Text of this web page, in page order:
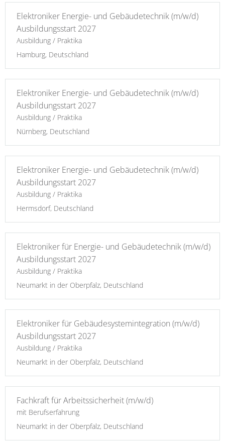
Elektroniker Energie- und Gebäudetechnik (m/w/d)
Ausbildungsstart 2027
Ausbildung / Praktika
Hamburg, Deutschland
Elektroniker Energie- und Gebäudetechnik (m/w/d)
Ausbildungsstart 2027
Ausbildung / Praktika
Nürnberg, Deutschland
Elektroniker Energie- und Gebäudetechnik (m/w/d)
Ausbildungsstart 2027
Ausbildung / Praktika
Hermsdorf, Deutschland
Elektroniker für Energie- und Gebäudetechnik (m/w/d)
Ausbildungsstart 2027
Ausbildung / Praktika
Neumarkt in der Oberpfalz, Deutschland
Elektroniker für Gebäudesystemintegration (m/w/d)
Ausbildungsstart 2027
Ausbildung / Praktika
Neumarkt in der Oberpfalz, Deutschland
Fachkraft für Arbeitssicherheit (m/w/d)
mit Berufserfahrung
Neumarkt in der Oberpfalz, Deutschland